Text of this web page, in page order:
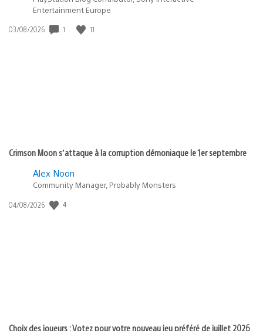
Entertainment Europe
Date
03/08/2026 1 11
Crimson Moon s’attaque à la corruption démoniaque le 1er septembre
Alex Noon
Community Manager, Probably Monsters
Date
04/08/2026 4
Choix des joueurs : Votez pour votre nouveau jeu préféré de juillet 2026